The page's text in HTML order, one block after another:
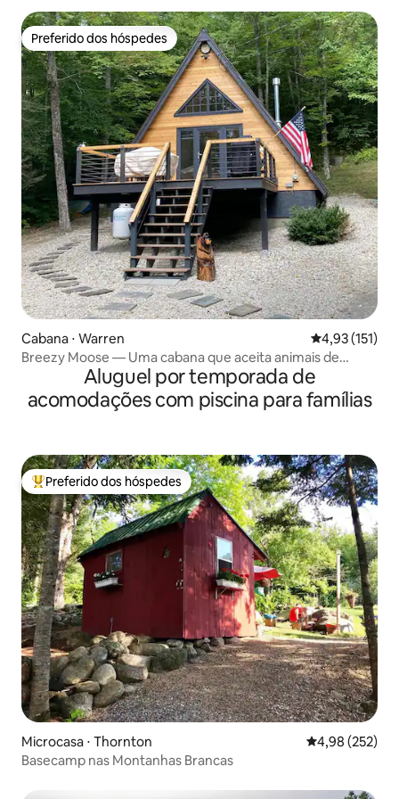
Preferido dos hóspedes
Preferido dos hóspedes
Cabana ⋅ Warren 4,93 de uma
4,93 (151)
Breezy Moose — Uma cabana que aceita animais de
Aluguel por temporada de
acomodações com piscina para famílias
Entre os melhores preferidos dos hóspedes
Preferido dos hóspedes
Microcasa ⋅ Thornton 4,98 de uma
4,98 (252)
Basecamp nas Montanhas Brancas